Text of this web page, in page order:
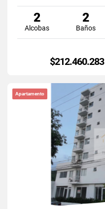
2
Alcobas
2
Baños
$212.460.283
Apartamento